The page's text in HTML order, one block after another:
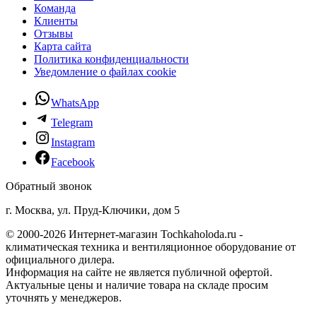
Команда
Клиенты
Отзывы
Карта сайта
Политика конфиденциальности
Уведомление о файлах cookie
WhatsApp
Telegram
Instagram
Facebook
Обратный звонок
г. Москва, ул. Пруд-Ключики, дом 5
© 2000-2026 Интернет-магазин Tochkaholoda.ru -
климатическая техника и вентиляционное оборудование от
официального дилера.
Информация на сайте не является публичной офертой.
Актуальные цены и наличие товара на складе просим
уточнять у менеджеров.